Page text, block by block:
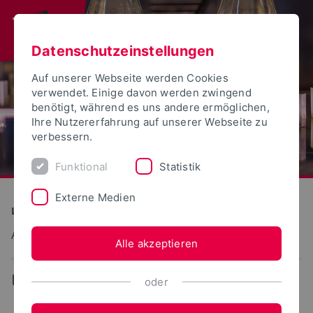
Landwirtschaft, Lebensmittel, Gesundheit
Arbeitsbereich Mathematik und BWL
... Curriculum Vitae
Datenschutzeinstellungen
Auf unserer Webseite werden Cookies
verwendet. Einige davon werden zwingend
benötigt, während es uns andere ermöglichen,
Ihre Nutzererfahrung auf unserer Webseite zu
verbessern.
Funktional Statistik
Externe Medien
Alle akzeptieren
oder